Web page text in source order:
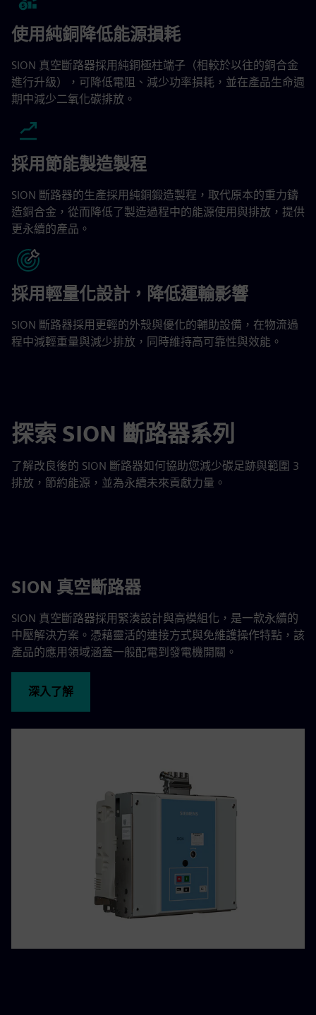
使用純銅降低能源損耗
SION 真空斷路器採用純銅極柱端子（相較於以往的銅合金
進行升級），可降低電阻、減少功率損耗，並在產品生命週
期中減少二氧化碳排放。
採用節能製造製程
SION 斷路器的生產採用純銅鍛造製程，取代原本的重力鑄
造銅合金，從而降低了製造過程中的能源使用與排放，提供
更永續的產品。
採用輕量化設計，降低運輸影響
SION 斷路器採用更輕的外殼與優化的輔助設備，在物流過
程中減輕重量與減少排放，同時維持高可靠性與效能。
探索 SION 斷路器系列
了解改良後的 SION 斷路器如何協助您減少碳足跡與範圍 3
排放，節約能源，並為永續未來貢獻力量。
SION 真空斷路器
SION 真空斷路器採用緊湊設計與高模組化，是一款永續的
中壓解決方案。憑藉靈活的連接方式與免維護操作特點，該
產品的應用領域涵蓋一般配電到發電機開關。
深入了解